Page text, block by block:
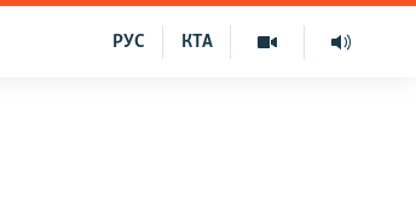
КТА
РУС